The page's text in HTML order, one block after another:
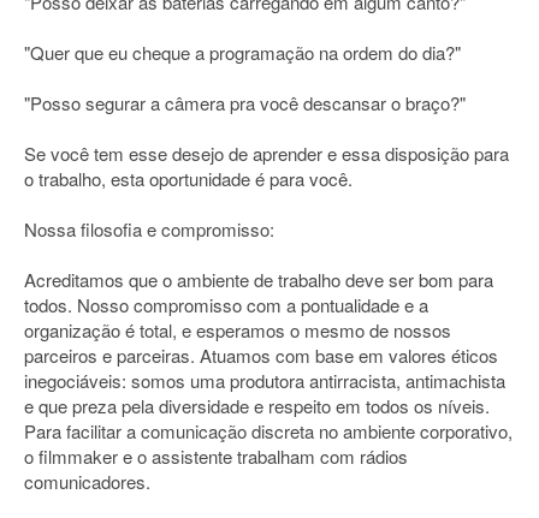
"Quer que eu cheque a programação na ordem do dia?"
"Posso segurar a câmera pra você descansar o braço?"
Se você tem esse desejo de aprender e essa disposição para
o trabalho, esta oportunidade é para você.
Nossa filosofia e compromisso:
Acreditamos que o ambiente de trabalho deve ser bom para
todos. Nosso compromisso com a pontualidade e a
organização é total, e esperamos o mesmo de nossos
parceiros e parceiras. Atuamos com base em valores éticos
inegociáveis: somos uma produtora antirracista, antimachista
e que preza pela diversidade e respeito em todos os níveis.
Para facilitar a comunicação discreta no ambiente corporativo,
o filmmaker e o assistente trabalham com rádios
comunicadores.